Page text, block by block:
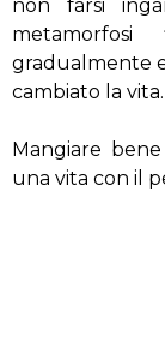
non farsi
gradualmente
cambiato la vita.
Mangiare
una vita con il